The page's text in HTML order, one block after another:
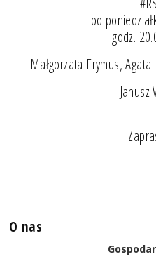
od
godz.
Małgorzata Frymus,
i Janusz
O nas